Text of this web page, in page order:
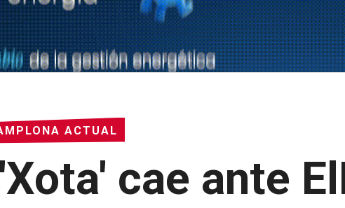
ACTUAL
cae ante